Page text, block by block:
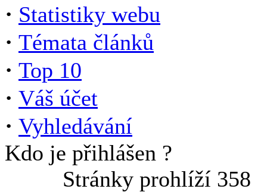
· Statistiky webu
· Témata článků
· Top 10
· Váš účet
· Vyhledávání
Kdo je přihlášen ?
Stránky prohlíží 358